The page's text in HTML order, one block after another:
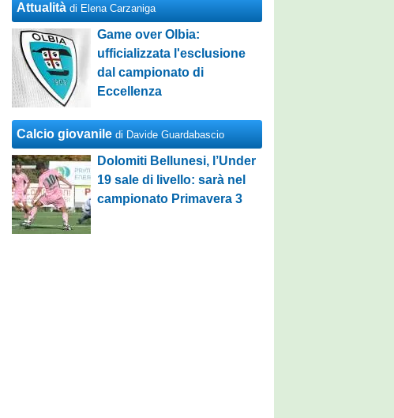
Attualità di Elena Carzaniga
Game over Olbia:
ufficializzata l'esclusione
dal campionato di
Eccellenza
Calcio giovanile di Davide Guardabascio
Dolomiti Bellunesi, l’Under
19 sale di livello: sarà nel
campionato Primavera 3